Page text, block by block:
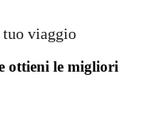
viaggio
ottieni le migliori